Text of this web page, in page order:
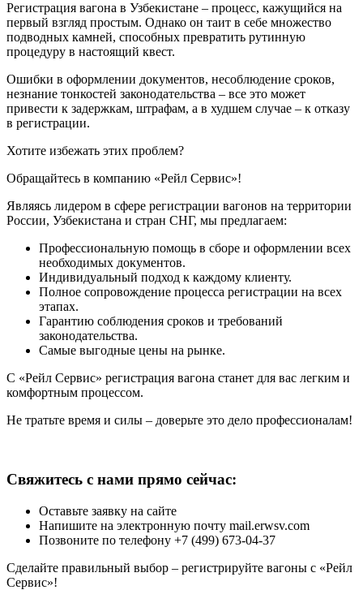
Регистрация вагона в Узбекистане – процесс, кажущийся на
первый взгляд простым. Однако он таит в себе множество
подводных камней, способных превратить рутинную
процедуру в настоящий квест.
Ошибки в оформлении документов, несоблюдение сроков,
незнание тонкостей законодательства – все это может
привести к задержкам, штрафам, а в худшем случае – к отказу
в регистрации.
Хотите избежать этих проблем?
Обращайтесь в компанию «Рейл Сервис»!
Являясь лидером в сфере регистрации вагонов на территории
России, Узбекистана и стран СНГ, мы предлагаем:
Профессиональную помощь в сборе и оформлении всех
необходимых документов.
Индивидуальный подход к каждому клиенту.
Полное сопровождение процесса регистрации на всех
этапах.
Гарантию соблюдения сроков и требований
законодательства.
Самые выгодные цены на рынке.
С «Рейл Сервис» регистрация вагона станет для вас легким и
комфортным процессом.
Не тратьте время и силы – доверьте это дело профессионалам!
Свяжитесь с нами прямо сейчас:
Оставьте заявку на сайте
Напишите на электронную почту mail.erwsv.com
Позвоните по телефону +7 (499) 673-04-37
Сделайте правильный выбор – регистрируйте вагоны с «Рейл
Сервис»!